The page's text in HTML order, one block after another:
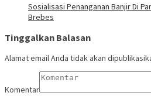
Sosialisasi Penanganan Banjir Di
Brebes
Tinggalkan Balasan
Alamat email Anda tidak akan
Komentar